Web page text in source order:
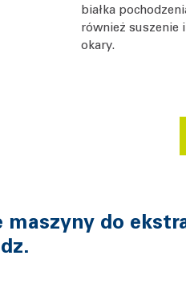
białka
również suszenie
okary.
maszyny do